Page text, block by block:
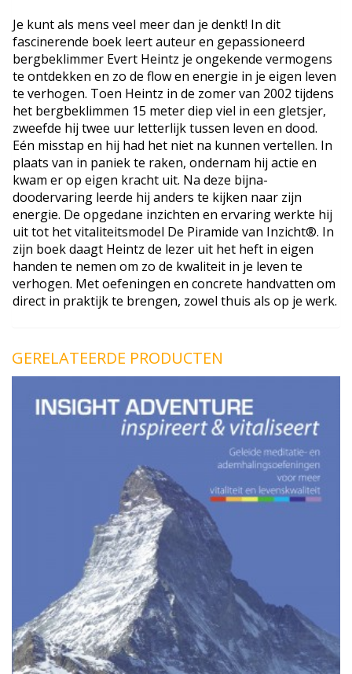
Je kunt als mens veel meer dan je denkt! In dit
fascinerende boek leert auteur en gepassioneerd
bergbeklimmer Evert Heintz je ongekende vermogens
te ontdekken en zo de flow en energie in je eigen leven
te verhogen. Toen Heintz in de zomer van 2002 tijdens
het bergbeklimmen 15 meter diep viel in een gletsjer,
zweefde hij twee uur letterlijk tussen leven en dood.
Eén misstap en hij had het niet na kunnen vertellen. In
plaats van in paniek te raken, ondernam hij actie en
kwam er op eigen kracht uit. Na deze bijna-
doodervaring leerde hij anders te kijken naar zijn
energie. De opgedane inzichten en ervaring werkte hij
uit tot het vitaliteitsmodel De Piramide van Inzicht®. In
zijn boek daagt Heintz de lezer uit het heft in eigen
handen te nemen om zo de kwaliteit in je leven te
verhogen. Met oefeningen en concrete handvatten om
direct in praktijk te brengen, zowel thuis als op je werk.
GERELATEERDE PRODUCTEN